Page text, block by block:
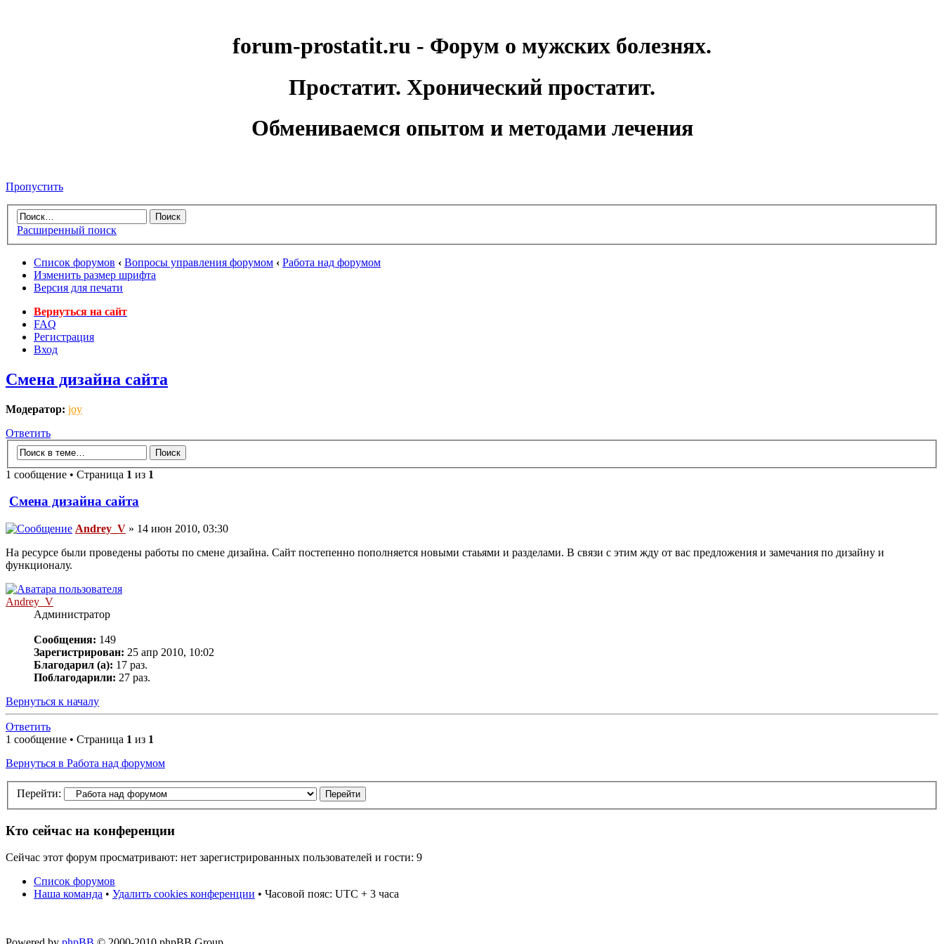
forum-prostatit.ru - Форум о мужских болезнях.
Простатит. Хронический простатит.
Обмениваемся опытом и методами лечения
Пропустить
Расширенный поиск
Список форумов ‹ Вопросы управления форумом ‹ Работа над форумом
Изменить размер шрифта
Версия для печати
Вернуться на сайт
FAQ
Регистрация
Вход
Смена дизайна сайта
Модератор: joy
Ответить
1 сообщение • Страница 1 из 1
Смена дизайна сайта
Andrey_V » 14 июн 2010, 03:30
На ресурсе были проведены работы по смене дизайна. Сайт постепенно пополняется новыми стаьями и разделами. В связи с этим жду от вас предложения и замечания по дизайну и
функционалу.
Andrey_V
Администратор
Сообщения: 149
Зарегистрирован: 25 апр 2010, 10:02
Благодарил (а): 17 раз.
Поблагодарили: 27 раз.
Вернуться к началу
Ответить
1 сообщение • Страница 1 из 1
Вернуться в Работа над форумом
Перейти:
Кто сейчас на конференции
Сейчас этот форум просматривают: нет зарегистрированных пользователей и гости: 9
Список форумов
Наша команда • Удалить cookies конференции • Часовой пояс: UTC + 3 часа